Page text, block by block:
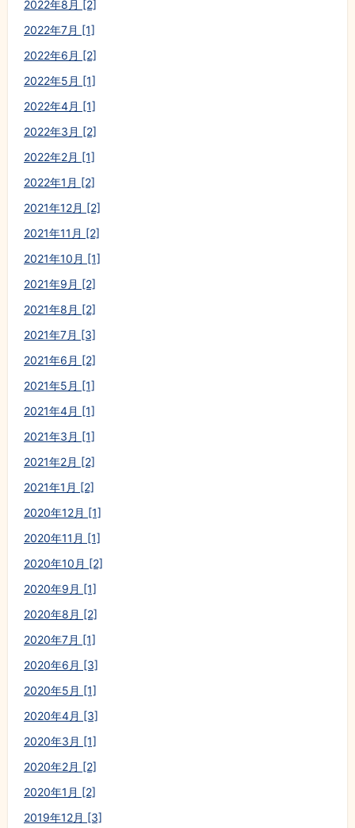
2022年8月 [2]
2022年7月 [1]
2022年6月 [2]
2022年5月 [1]
2022年4月 [1]
2022年3月 [2]
2022年2月 [1]
2022年1月 [2]
2021年12月 [2]
2021年11月 [2]
2021年10月 [1]
2021年9月 [2]
2021年8月 [2]
2021年7月 [3]
2021年6月 [2]
2021年5月 [1]
2021年4月 [1]
2021年3月 [1]
2021年2月 [2]
2021年1月 [2]
2020年12月 [1]
2020年11月 [1]
2020年10月 [2]
2020年9月 [1]
2020年8月 [2]
2020年7月 [1]
2020年6月 [3]
2020年5月 [1]
2020年4月 [3]
2020年3月 [1]
2020年2月 [2]
2020年1月 [2]
2019年12月 [3]